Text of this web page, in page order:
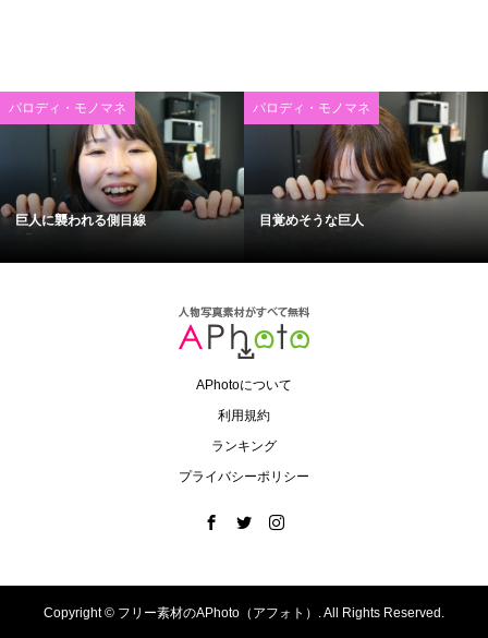
パロディ・モノマネ
巨人に襲われる側目線
パロディ・モノマネ
目覚めそうな巨人
APhotoについて
利用規約
ランキング
プライバシーポリシー
Copyright © フリー素材のAPhoto（アフォト）. All Rights Reserved.